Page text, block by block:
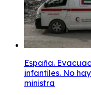
España.
infantiles. No
ministra